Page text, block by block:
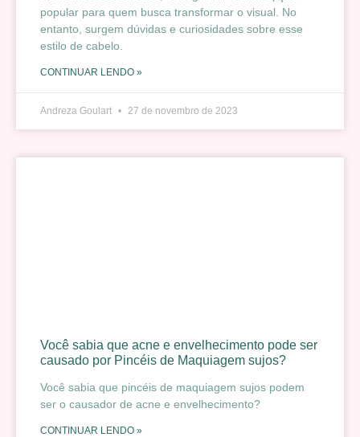
popular para quem busca transformar o visual. No
entanto, surgem dúvidas e curiosidades sobre esse
estilo de cabelo.
CONTINUAR LENDO »
Andreza Goulart 27 de novembro de 2023
Você sabia que acne e envelhecimento pode ser
causado por Pincéis de Maquiagem sujos?
Você sabia que pincéis de maquiagem sujos podem
ser o causador de acne e envelhecimento?
CONTINUAR LENDO »